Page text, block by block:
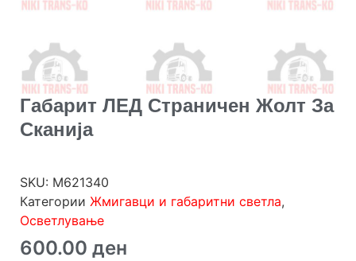
Габарит ЛЕД Страничен Жолт За
Сканија
SKU: M621340
Категории Жмигавци и габаритни светла,
Осветлување
600.00 ден